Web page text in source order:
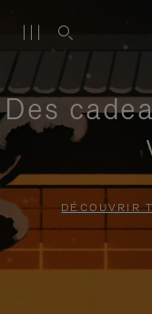
Des
DÉCOUVRIR